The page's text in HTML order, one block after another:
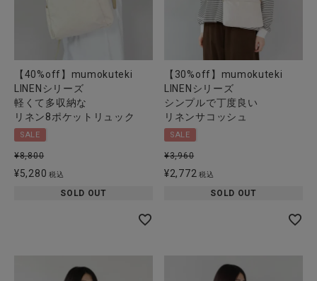
【40%off】mumokuteki
LINENシリーズ
軽くて多収納な
リネン8ポケットリュック
SALE
¥8,800
¥5,280 税込
SOLD OUT
【30%off】mumokuteki
LINENシリーズ
シンプルで丁度良い
リネンサコッシュ
SALE
¥3,960
¥2,772 税込
SOLD OUT